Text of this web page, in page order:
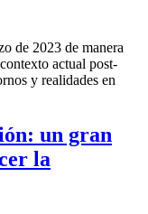
de 2023 de manera
actual post-
y realidades en
un gran
la